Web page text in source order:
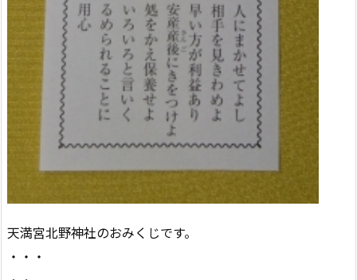
天満宮北野神社のおみくじです。
・・・